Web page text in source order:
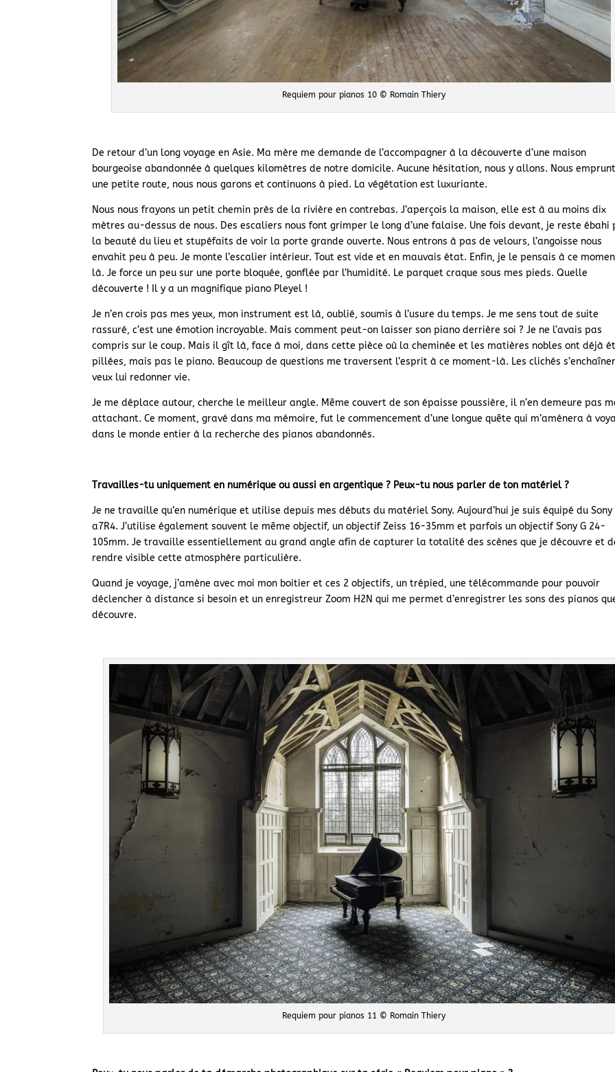
Requiem pour pianos 10 © Romain Thiery
De retour d’un long voyage en Asie. Ma mère me demande de l’accompagner à la découverte d’une maison
bourgeoise abandonnée à quelques kilomètres de notre domicile. Aucune hésitation, nous y allons. Nous
une petite route, nous nous garons et continuons à pied. La végétation est luxuriante.
Nous nous frayons un petit chemin près de la rivière en contrebas. J’aperçois la maison, elle est à au moins dix
mètres au-dessus de nous. Des escaliers nous font grimper le long d’une falaise. Une fois devant, je reste ébahi
la beauté du lieu et stupéfaits de voir la porte grande ouverte. Nous entrons à pas de velours, l’angoisse nous
envahit peu à peu. Je monte l’escalier intérieur. Tout est vide et en mauvais état. Enfin, je le pensais à ce
là. Je force un peu sur une porte bloquée, gonflée par l’humidité. Le parquet craque sous mes pieds. Quelle
découverte ! Il y a un magnifique piano Pleyel !
Je n’en crois pas mes yeux, mon instrument est là, oublié, soumis à l’usure du temps. Je me sens tout de suite
rassuré, c’est une émotion incroyable. Mais comment peut-on laisser son piano derrière soi ? Je ne l’avais pas
compris sur le coup. Mais il gît là, face à moi, dans cette pièce où la cheminée et les matières nobles ont déjà
pillées, mais pas le piano. Beaucoup de questions me traversent l’esprit à ce moment-là. Les clichés
veux lui redonner vie.
Je me déplace autour, cherche le meilleur angle. Même couvert de son épaisse poussière, il n’en demeure pas
attachant. Ce moment, gravé dans ma mémoire, fut le commencement d’une longue quête qui m’amènera à
dans le monde entier à la recherche des pianos abandonnés.
Travailles-tu uniquement en numérique ou aussi en argentique ? Peux-tu nous parler de ton matériel ?
Je ne travaille qu’en numérique et utilise depuis mes débuts du matériel Sony. Aujourd’hui je suis équipé du Sony
a7R4. J’utilise également souvent le même objectif, un objectif Zeiss 16-35mm et parfois un objectif Sony G 24-
105mm. Je travaille essentiellement au grand angle afin de capturer la totalité des scènes que je découvre et
rendre visible cette atmosphère particulière.
Quand je voyage, j’amène avec moi mon boitier et ces 2 objectifs, un trépied, une télécommande pour pouvoir
déclencher à distance si besoin et un enregistreur Zoom H2N qui me permet d’enregistrer les sons des pianos
découvre.
Requiem pour pianos 11 © Romain Thiery